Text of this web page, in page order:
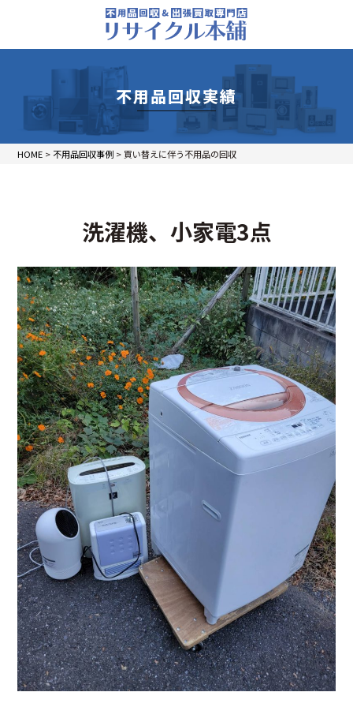
不用品回収実績
HOME > 不用品回収事例 > 買い替えに伴う不用品の回収
洗濯機、小家電3点